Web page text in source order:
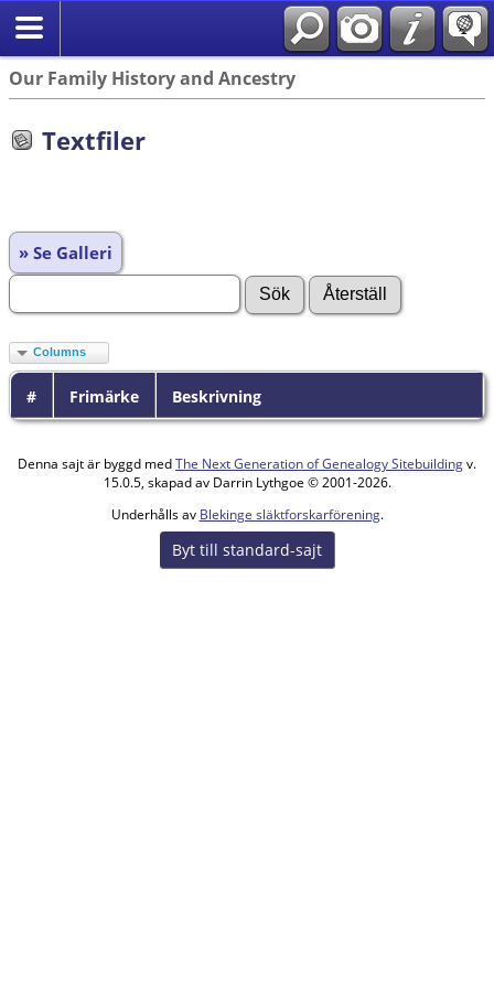
Our Family History and Ancestry
Textfiler
» Se Galleri
Columns
# Frimärke Beskrivning
Denna sajt är byggd medThe Next Generation of Genealogy Sitebuildingv.
15.0.5, skapad av Darrin Lythgoe © 2001-2026.
Underhålls av Blekinge släktforskarförening.
Byt till standard-sajt